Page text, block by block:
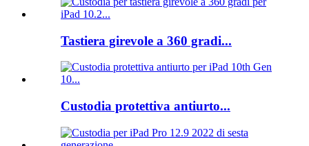
Tastiera girevole a 360 gradi...
Custodia protettiva antiurto...